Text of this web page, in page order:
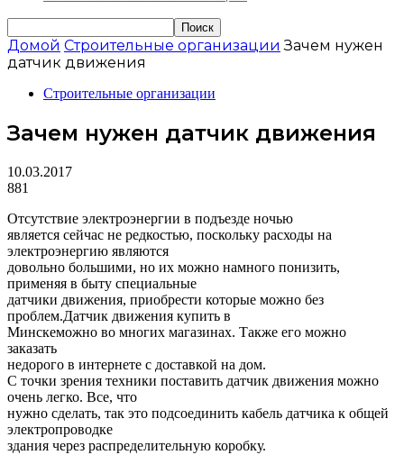
Домой Строительные организации Зачем нужен
датчик движения
Строительные организации
Зачем нужен датчик движения
10.03.2017
881
Отсутствие электроэнергии в подъезде ночью
является сейчас не редкостью, поскольку расходы на
электроэнергию являются
довольно большими, но их можно намного понизить,
применяя в быту специальные
датчики движения, приобрести которые можно без
проблем.Датчик движения купить в
Минскеможно во многих магазинах. Также его можно
заказать
недорого в интернете с доставкой на дом.
С точки зрения техники поставить датчик движения можно
очень легко. Все, что
нужно сделать, так это подсоединить кабель датчика к общей
электропроводке
здания через распределительную коробку.